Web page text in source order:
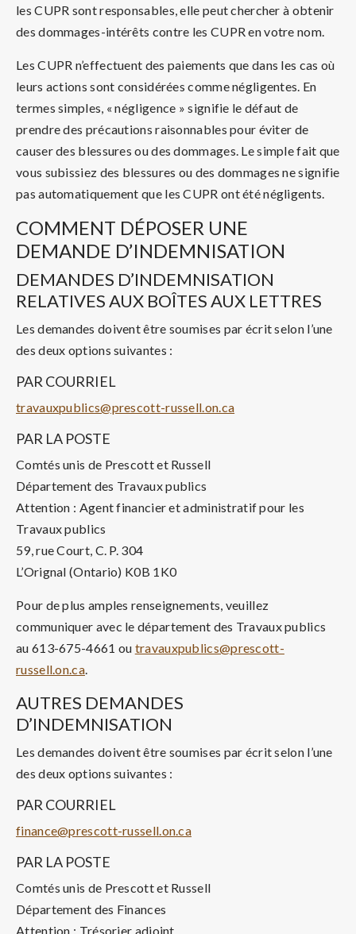
les CUPR sont responsables, elle peut chercher à obtenir
des dommages-intérêts contre les CUPR en votre nom.
Les CUPR n’effectuent des paiements que dans les cas où
leurs actions sont considérées comme négligentes. En
termes simples, « négligence » signifie le défaut de
prendre des précautions raisonnables pour éviter de
causer des blessures ou des dommages. Le simple fait que
vous subissiez des blessures ou des dommages ne signifie
pas automatiquement que les CUPR ont été négligents.
COMMENT DÉPOSER UNE
DEMANDE D’INDEMNISATION
DEMANDES D’INDEMNISATION
RELATIVES AUX BOÎTES AUX LETTRES
Les demandes doivent être soumises par écrit selon l’une
des deux options suivantes :
PAR COURRIEL
travauxpublics@prescott-russell.on.ca
PAR LA POSTE
Comtés unis de Prescott et Russell
Département des Travaux publics
Attention : Agent financier et administratif pour les
Travaux publics
59, rue Court, C. P. 304
L’Orignal (Ontario) K0B 1K0
Pour de plus amples renseignements, veuillez
communiquer avec le département des Travaux publics
au 613-675-4661 ou travauxpublics@prescott-
russell.on.ca.
AUTRES DEMANDES
D’INDEMNISATION
Les demandes doivent être soumises par écrit selon l’une
des deux options suivantes :
PAR COURRIEL
finance@prescott-russell.on.ca
PAR LA POSTE
Comtés unis de Prescott et Russell
Département des Finances
Attention : Trésorier adjoint